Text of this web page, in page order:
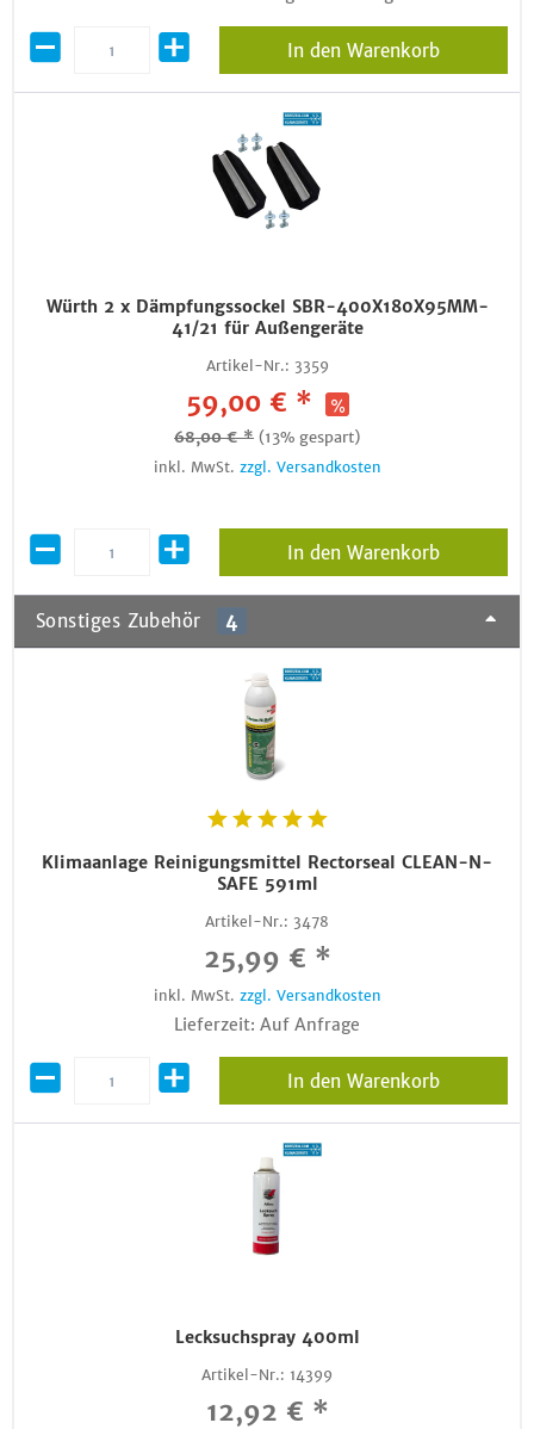
In den Warenkorb
Würth 2 x Dämpfungssockel SBR-400X180X95MM-
41/21 für Außengeräte
Artikel-Nr.: 3359
59,00 € *
68,00 € * (13% gespart)
inkl. MwSt. zzgl. Versandkosten
In den Warenkorb
Sonstiges Zubehör 4
Klimaanlage Reinigungsmittel Rectorseal CLEAN-N-
SAFE 591ml
Artikel-Nr.: 3478
25,99 € *
inkl. MwSt. zzgl. Versandkosten
Lieferzeit: Auf Anfrage
In den Warenkorb
Lecksuchspray 400ml
Artikel-Nr.: 14399
12,92 € *